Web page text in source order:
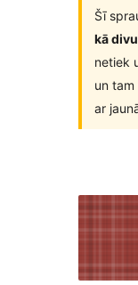
Šī
kā
netiek
un
ar